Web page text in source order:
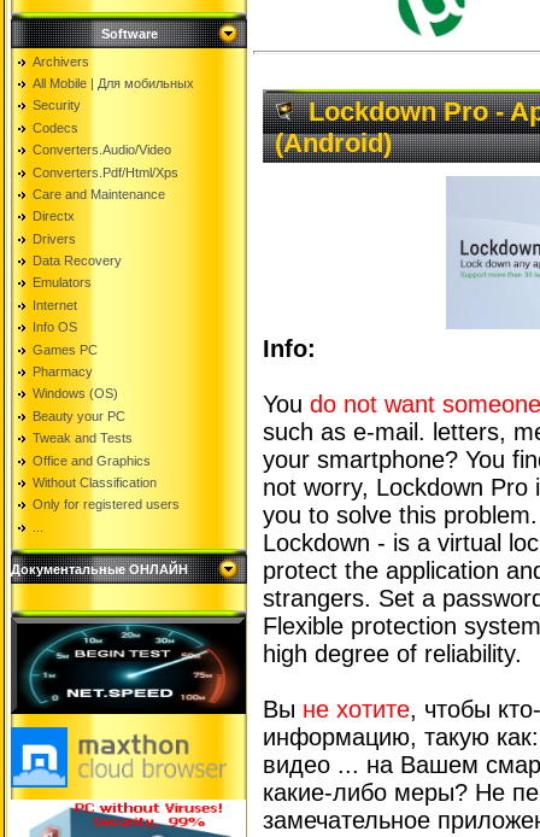
Software
Archivers
All Mobile | Для мобильных
Security
Codecs
Converters.Audio/Video
Converters.Pdf/Html/Xps
Care and Maintenance
Directx
Drivers
Data Recovery
Emulators
Internet
Info OS
Games PC
Pharmacy
Windows (OS)
Beauty your PC
Tweak and Tests
Office and Graphics
Without Classification
Only for registered users
Документальные ОНЛАЙН
Lockdown Pro -
(Android)
Info:
You do not want
such as e-mail. letters,
your smartphone? You
not worry, Lockdown Pro
you to solve this problem.
Lockdown - is a virtual
protect the application
strangers. Set a
Flexible protection
high degree of reliability.
Вы не хотите, чтобы
информацию, такую
видео ... на Вашем
какие-либо меры? Не
замечательное